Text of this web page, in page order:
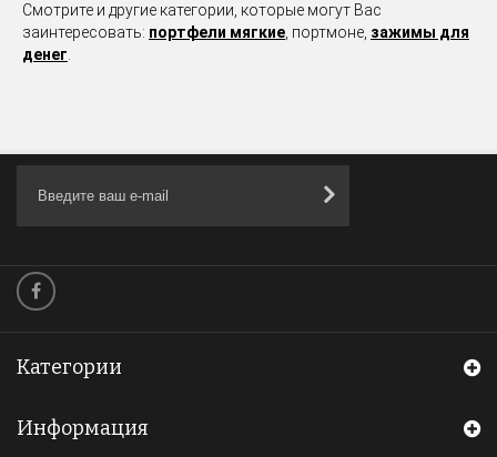
Смотрите и другие категории, которые могут Вас
заинтересовать: портфели мягкие, портмоне, зажимы для
денег.
Категории
Информация